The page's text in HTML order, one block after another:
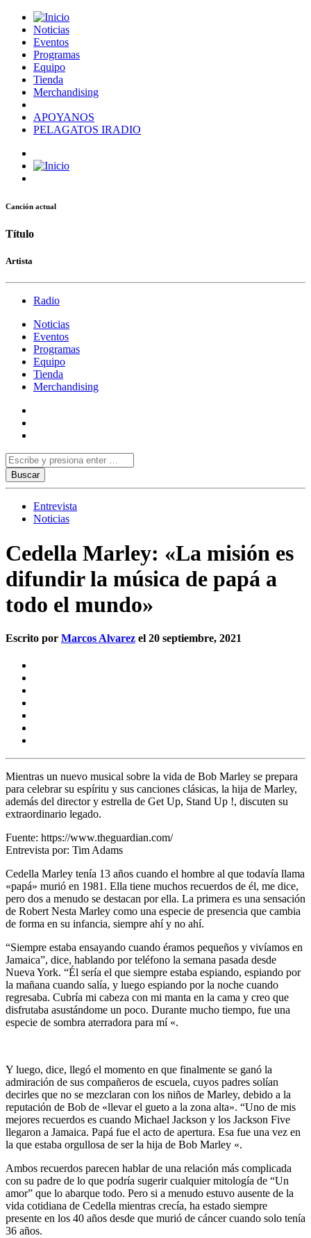
Noticias
Eventos
Programas
Equipo
Tienda
Merchandising
APOYANOS
PELAGATOS IRADIO
Canción actual
Título
Artista
Radio
Noticias
Eventos
Programas
Equipo
Tienda
Merchandising
Entrevista
Noticias
Cedella Marley: «La misión es
difundir la música de papá a
todo el mundo»
Escrito por Marcos Alvarez el 20 septiembre, 2021
Mientras un nuevo musical sobre la vida de Bob Marley se prepara
para celebrar su espíritu y sus canciones clásicas, la hija de Marley,
además del director y estrella de Get Up, Stand Up !, discuten su
extraordinario legado.
Fuente: https://www.theguardian.com/
Entrevista por: Tim Adams
Cedella Marley tenía 13 años cuando el hombre al que todavía llama
«papá» murió en 1981. Ella tiene muchos recuerdos de él, me dice,
pero dos a menudo se destacan por ella. La primera es una sensación
de Robert Nesta Marley como una especie de presencia que cambia
de forma en su infancia, siempre ahí y no ahí.
“Siempre estaba ensayando cuando éramos pequeños y vivíamos en
Jamaica”, dice, hablando por teléfono la semana pasada desde
Nueva York. “Él sería el que siempre estaba espiando, espiando por
la mañana cuando salía, y luego espiando por la noche cuando
regresaba. Cubría mi cabeza con mi manta en la cama y creo que
disfrutaba asustándome un poco. Durante mucho tiempo, fue una
especie de sombra aterradora para mí «.
Y luego, dice, llegó el momento en que finalmente se ganó la
admiración de sus compañeros de escuela, cuyos padres solían
decirles que no se mezclaran con los niños de Marley, debido a la
reputación de Bob de «llevar el gueto a la zona alta». “Uno de mis
mejores recuerdos es cuando Michael Jackson y los Jackson Five
llegaron a Jamaica. Papá fue el acto de apertura. Esa fue una vez en
la que estaba orgullosa de ser la hija de Bob Marley «.
Ambos recuerdos parecen hablar de una relación más complicada
con su padre de lo que podría sugerir cualquier mitología de “Un
amor” que lo abarque todo. Pero si a menudo estuvo ausente de la
vida cotidiana de Cedella mientras crecía, ha estado siempre
presente en los 40 años desde que murió de cáncer cuando solo tenía
36 años.